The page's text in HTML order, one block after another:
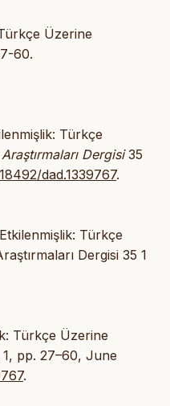
Üzerine
60.
Türkçe
Dergisi35
dad.1339767.
Türkçe
Dergisi 35 1
Türkçe Üzerine
pp. 27–60, June
.